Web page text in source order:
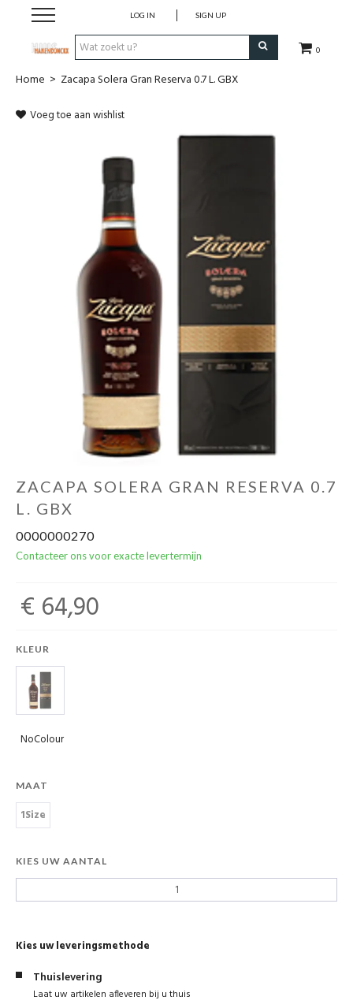
0
LOG IN SIGN UP
Wijnen
Sterke dranken
Verpakking
Alcoholvrije dranken
Koffie 'De Maan'
Cadeaubon
Geels Witteke De Maan's Jenever
Home > Zacapa Solera Gran Reserva 0.7 L. GBX
Voeg toe aan wishlist
ZACAPA SOLERA GRAN RESERVA 0.7
L. GBX
0000000270
Contacteer ons voor exacte levertermijn
€ 64,90
KLEUR
NoColour
MAAT
1Size
KIES UW AANTAL
Kies uw leveringsmethode
Thuislevering
Laat uw artikelen afleveren bij u thuis